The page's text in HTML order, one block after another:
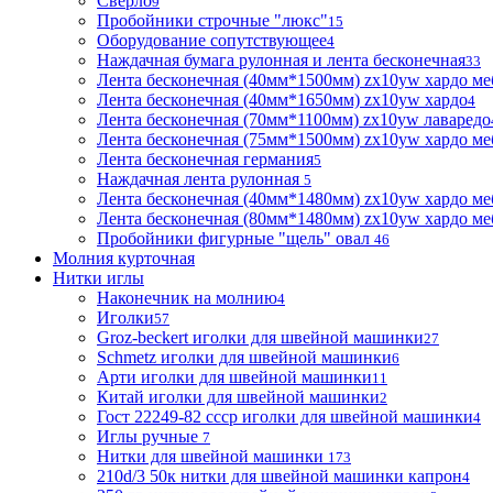
Пробойники строчные "люкс"15
Оборудование сопутствующее4
Наждачная бумага рулонная и лента бесконечная33
Лента бесконечная (40мм*1500мм) zx10yw хардо
Лента бесконечная (40мм*1650мм) zx10yw хардо4
Лента бесконечная (70мм*1100мм) zx10yw лаваредо
Лента бесконечная (75мм*1500мм) zx10yw хардо
Лента бесконечная германия5
Наждачная лента рулонная 5
Лента бесконечная (40мм*1480мм) zx10yw хардо
Лента бесконечная (80мм*1480мм) zx10yw хардо
Пробойники фигурные "щель" овал 46
Молния курточная
Нитки иглы
Наконечник на молнию4
Иголки57
Groz-beckert иголки для швейной машинки27
Schmetz иголки для швейной машинки6
Арти иголки для швейной машинки11
Китай иголки для швейной машинки2
Гост 22249-82 ссср иголки для швейной машинки4
Иглы ручные 7
Нитки для швейной машинки 173
210d/3 50к нитки для швейной машинки капрон4